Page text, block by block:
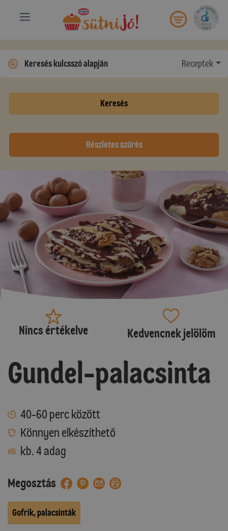
Receptek
Keresés
Részletes szűrés
Nincs értékelve Kedvencnek jelölöm
Gundel-palacsinta
40-60 perc között
Könnyen elkészíthető
kb. 4 adag
Megosztás
Gofrik, palacsinták